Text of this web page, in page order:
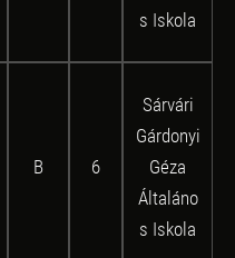
s Iskola
B 6
Sárvári
Gárdonyi
Géza
Általáno
s Iskola